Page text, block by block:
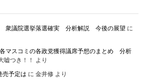
衆議院選挙落選確実 分析解説 今後の展望 に
スコミの各政党獲得議席予想のまとめ 分析
嘘つき！！
より
売予定は に 金井修より